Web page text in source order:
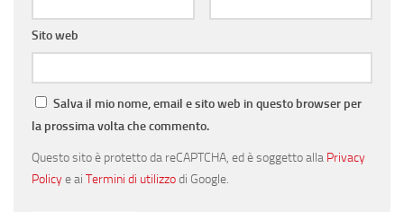
Sito web
Salva il mio nome, email e sito web in questo browser per
la prossima volta che commento.
Questo sito è protetto da reCAPTCHA, ed è soggetto alla Privacy
Policye ai Termini di utilizzodi Google.